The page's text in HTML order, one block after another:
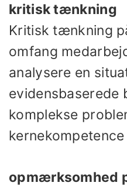
kritisk tænkning
Kritisk tænkning
omfang
analysere en
evidensbaserede
komplekse
opmærksomhed